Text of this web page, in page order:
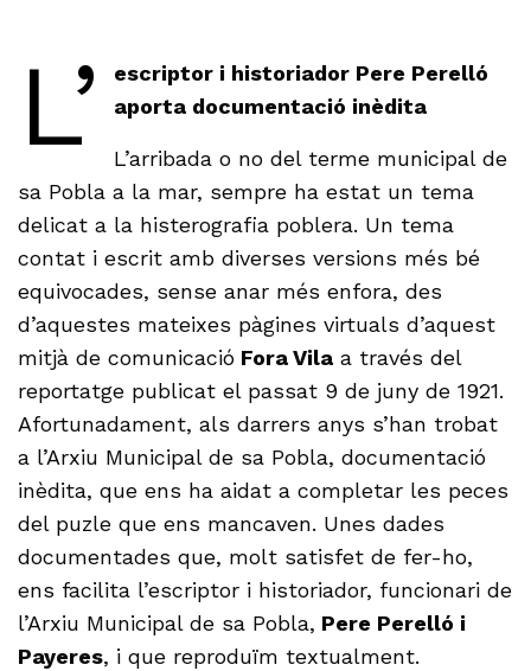
L’
escriptor i historiador Pere Perelló
aporta documentació inèdita
L’arribada o no del terme municipal de
sa Pobla a la mar, sempre ha estat un tema
delicat a la histerografia poblera. Un tema
contat i escrit amb diverses versions més bé
equivocades, sense anar més enfora, des
d’aquestes mateixes pàgines virtuals d’aquest
mitjà de comunicació Fora Vila a través del
reportatge publicat el passat 9 de juny de 1921.
Afortunadament, als darrers anys s’han trobat
a l’Arxiu Municipal de sa Pobla, documentació
inèdita, que ens ha aidat a completar les peces
del puzle que ens mancaven. Unes dades
documentades que, molt satisfet de fer-ho,
ens facilita l’escriptor i historiador, funcionari de
l’Arxiu Municipal de sa Pobla, Pere Perelló i
Payeres, i que reproduïm textualment.